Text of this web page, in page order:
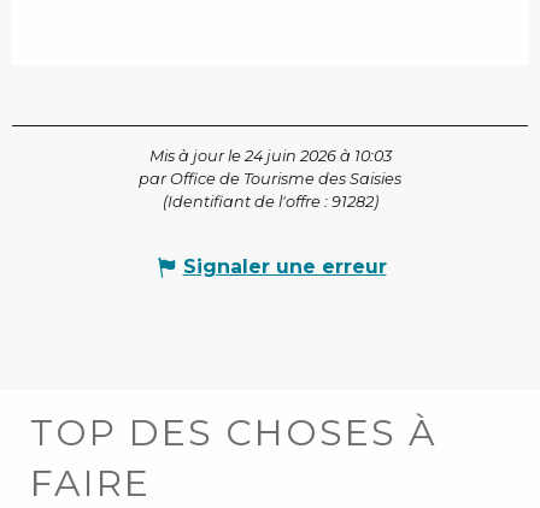
Mis à jour le 24 juin 2026 à 10:03
par Office de Tourisme des Saisies
(Identifiant de l'offre : 91282)
Signaler une erreur
TOP DES CHOSES À
FAIRE